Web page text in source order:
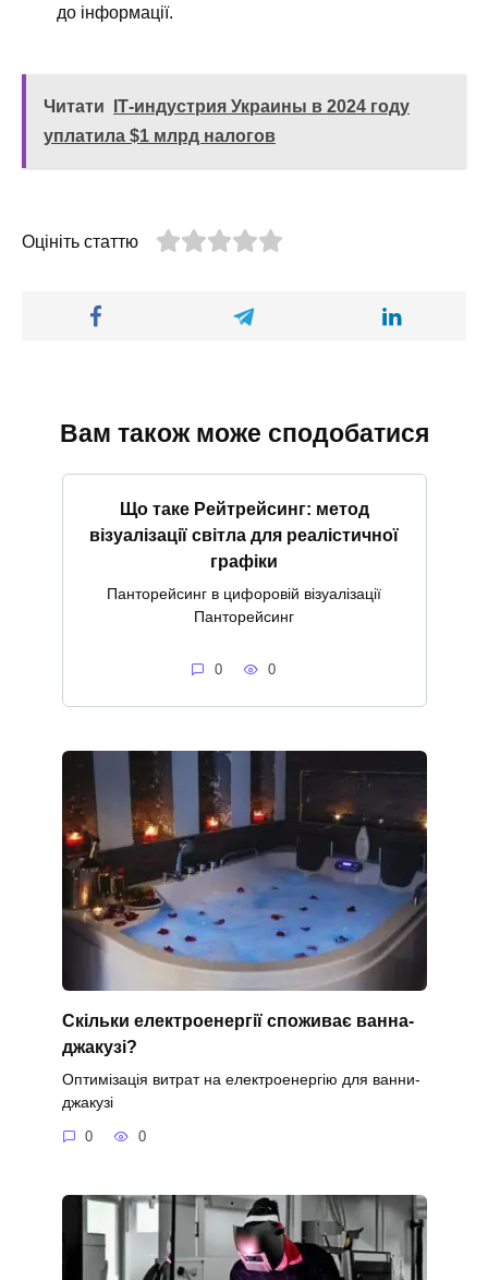
до інформації.
Читати
ІТ-индустрия Украины в 2024 году
уплатила $1 млрд налогов
Оцініть статтю
Вам також може сподобатися
Що таке Рейтрейсинг: метод
візуалізації світла для реалістичної
графіки
Панторейсинг в цифоровій візуалізації
Панторейсинг
0 0
Скільки електроенергії споживає ванна-
джакузі?
Оптимізація витрат на електроенергію для ванни-
джакузі
0 0